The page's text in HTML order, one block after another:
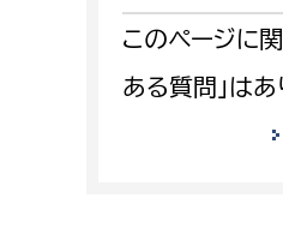
監査事務局
監査事務局
このページに関
ある質問」は